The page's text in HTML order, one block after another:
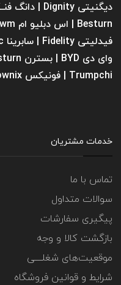
Trumpchi | فونیکس Fownix
خدمات مشتریان
تماس با ما
سوالات متداول
پیگیری سفارشات
بازگشت کالا و وجه
موقعیت‌های شغلــــی
شرایط و قوانین فروشگاه